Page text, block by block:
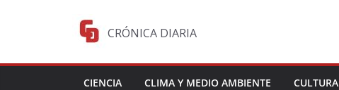
CRÓNICA DIARIA
CIENCIA CLIMA Y MEDIO AMBIENTE CULTURA